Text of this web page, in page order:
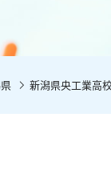
新潟県央工業高